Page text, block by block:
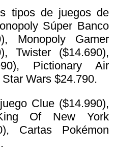
tipos de juegos de
Súper Banco
Monopoly Gamer
Twister ($14.690),
Pictionary Air
Wars $24.790.
Clue ($14.990),
Of New York
Cartas Pokémon